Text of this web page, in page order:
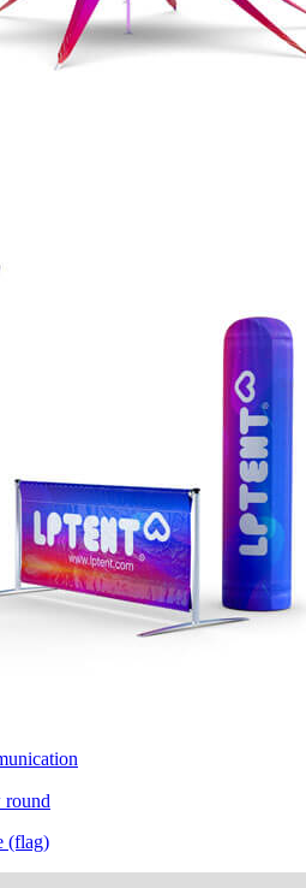
(flag)